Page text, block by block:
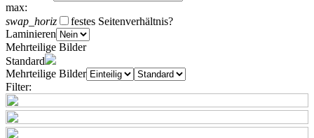
max:
swap_horiz
festes Seitenverhältnis?
Laminieren
Mehrteilige Bilder
Standard
Mehrteilige Bilder
Filter: